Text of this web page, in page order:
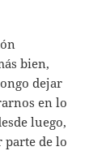
bien,
dejar
en lo
luego,
parte de lo